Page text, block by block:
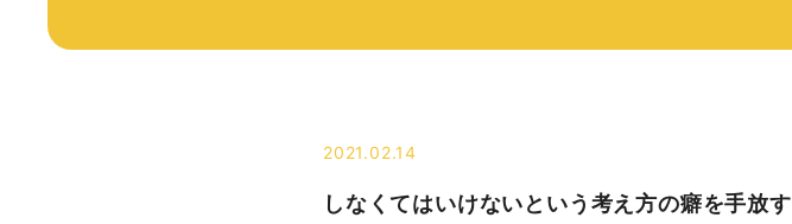
2021.02.14
しなくてはいけないという考え方の癖を手放す